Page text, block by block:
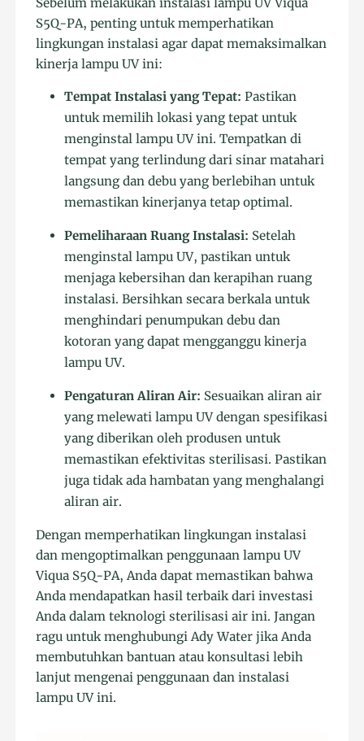
Sebelum melakukan instalasi lampu UV Viqua
S5Q-PA, penting untuk memperhatikan
lingkungan instalasi agar dapat memaksimalkan
kinerja lampu UV ini:
Tempat Instalasi yang Tepat: Pastikan
untuk memilih lokasi yang tepat untuk
menginstal lampu UV ini. Tempatkan di
tempat yang terlindung dari sinar matahari
langsung dan debu yang berlebihan untuk
memastikan kinerjanya tetap optimal.
Pemeliharaan Ruang Instalasi: Setelah
menginstal lampu UV, pastikan untuk
menjaga kebersihan dan kerapihan ruang
instalasi. Bersihkan secara berkala untuk
menghindari penumpukan debu dan
kotoran yang dapat mengganggu kinerja
lampu UV.
Pengaturan Aliran Air: Sesuaikan aliran air
yang melewati lampu UV dengan spesifikasi
yang diberikan oleh produsen untuk
memastikan efektivitas sterilisasi. Pastikan
juga tidak ada hambatan yang menghalangi
aliran air.
Dengan memperhatikan lingkungan instalasi
dan mengoptimalkan penggunaan lampu UV
Viqua S5Q-PA, Anda dapat memastikan bahwa
Anda mendapatkan hasil terbaik dari investasi
Anda dalam teknologi sterilisasi air ini. Jangan
ragu untuk menghubungi Ady Water jika Anda
membutuhkan bantuan atau konsultasi lebih
lanjut mengenai penggunaan dan instalasi
lampu UV ini.